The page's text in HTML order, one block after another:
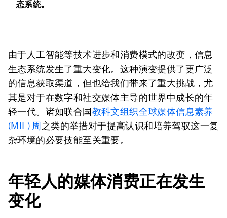
态系统。
由于人工智能等技术进步和消费模式的改变，信息
生态系统发生了重大变化。这种演变提供了更广泛
的信息获取渠道，但也给我们带来了重大挑战，尤
其是对于在数字和社交媒体主导的世界中成长的年
轻一代。诸如联合国教科文组织全球媒体信息素养
(MIL) 周 之类的举措对于提高认识和培养驾驭这一复
杂环境的必要技能至关重要。
年轻人的媒体消费正在发生
变化